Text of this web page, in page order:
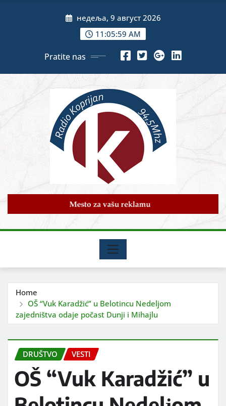
недеља, 9 август 2026
11:06:01 AM
Pratite nas
Home
OŠ “Vuk Karadžić” u Belotincu Nedelјom
zajedništva odaje počast Dunji i Mihajlu
DRUŠTVO VESTI
OŠ “Vuk Karadžić” u